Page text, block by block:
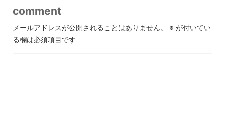
comment
メールアドレスが公開されることはありません。 ※ が付いてい
る欄は必須項目です